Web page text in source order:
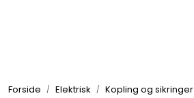
Forside Elektrisk Kopling og sikringer